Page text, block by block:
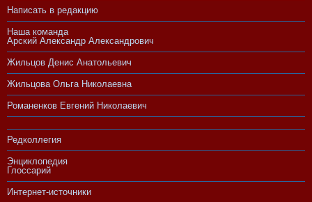
Написать в редакцию
Наша команда
Арский Александр Александрович
Жильцов Денис Анатольевич
Жильцова Ольга Николаевна
Романенков Евгений Николаевич
Редколлегия
Энциклопедия
Глоссарий
Интернет-источники